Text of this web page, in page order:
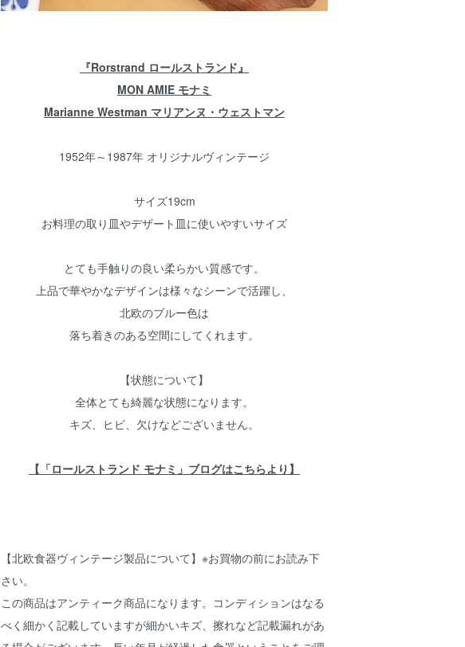
『Rorstrand ロールストランド』
MON AMIE モナミ
Marianne Westman マリアンヌ・ウェストマン
1952年～1987年 オリジナルヴィンテージ
サイズ19cm
お料理の取り皿やデザート皿に使いやすいサイズ
とても手触りの良い柔らかい質感です。
上品で華やかなデザインは様々なシーンで活躍し、
北欧のブルー色は
落ち着きのある空間にしてくれます。
【状態について】
全体とても綺麗な状態になります。
キズ、ヒビ、欠けなどございません。
【「ロールストランド モナミ」ブログはこちらより】
【北欧食器ヴィンテージ製品について】※お買物の前にお読み下
さい。
この商品はアンティーク商品になります。コンディションはなる
べく細かく記載していますが細かいキズ、擦れなど記載漏れがあ